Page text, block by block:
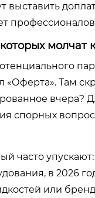
выставить
молчат
«Оферта». Там
вчера?
спорных
часто
в 2026
или